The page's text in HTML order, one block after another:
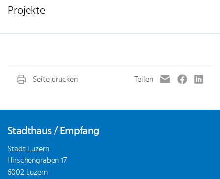
Projekte
Stadthaus / Empfang
Stadt Luzern
Hirschengraben 17
6002 Luzern